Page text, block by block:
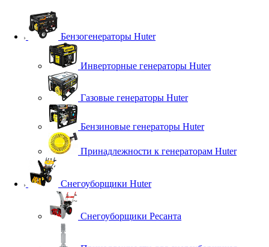
Бензогенераторы Huter
Инверторные генераторы Huter
Газовые генераторы Huter
Бензиновые генераторы Huter
Принадлежности к генераторам Huter
Снегоуборщики Huter
Снегоуборщики Ресанта